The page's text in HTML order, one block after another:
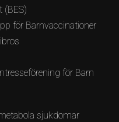
(BES)
för Barnvaccinationer
för Barn
sjukdomar